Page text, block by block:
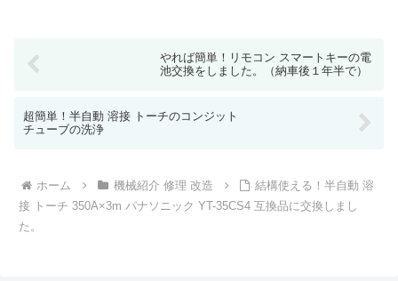
やれば簡単！リモコン スマートキーの電
池交換をしました。（納車後１年半で）
超簡単！半自動 溶接 トーチのコンジット
チューブの洗浄
ホーム 機械紹介 修理 改造
結構使える！半自動 溶
接 トーチ 350A×3m パナソニック YT-35CS4 互換品に交換しまし
た。